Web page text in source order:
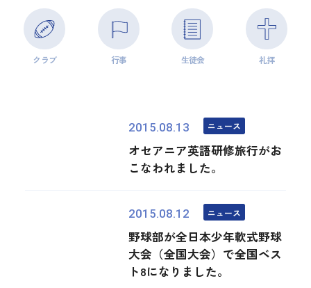
クラブ 行事 生徒会 礼拝
2015.08.13 ニュース
オセアニア英語研修旅行がお
こなわれました。
2015.08.12 ニュース
野球部が全日本少年軟式野球
大会（全国大会）で全国ベス
ト8になりました。